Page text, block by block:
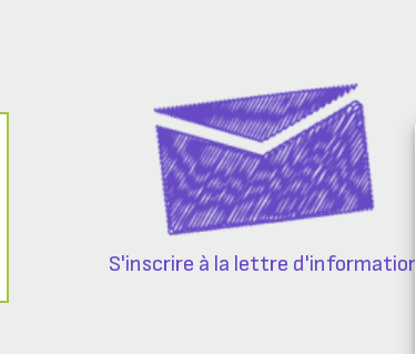
S'inscrire à la lettre d'information